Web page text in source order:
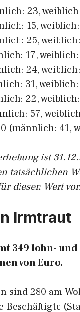
23,
15,
25,
17,
24,
31,
22,
57,
(männlich: 41,
ist
tatsächlichen
diesen Wert
Irmtraut
349 lohn-
von Euro.
sind 280 am
Beschäftigte